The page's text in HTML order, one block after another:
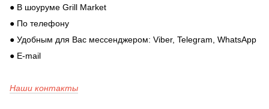
● В шоуруме Grill Market
● По телефону
● Удобным для Вас мессенджером: Viber, Telegram, WhatsApp
● E-mail
Наши контакты